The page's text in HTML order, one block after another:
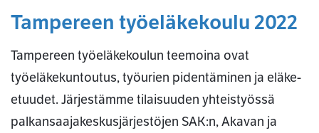
Tampereen työeläkekoulu 2022
Tampereen työeläkekoulun teemoina ovat
työeläkekuntoutus, työurien pidentäminen ja eläke-
etuudet. Järjestämme tilaisuuden yhteistyössä
palkansaajakeskusjärjestöjen SAK:n, Akavan ja